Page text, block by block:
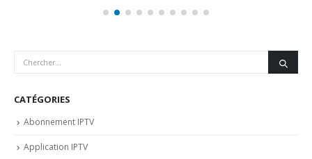
CATÉGORIES
Abonnement IPTV
Application IPTV